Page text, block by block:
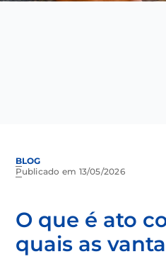
Publicado em 13/05/2026